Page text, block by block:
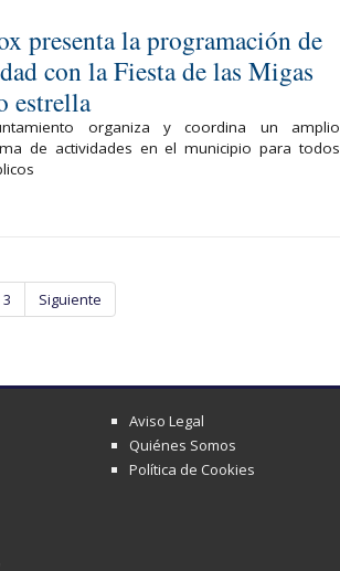
presenta la programación de
con la Fiesta de las Migas
estrella
organiza y coordina un amplio
de actividades en el municipio para todos
3 Siguiente
Aviso Legal
Quiénes Somos
Política de Cookies